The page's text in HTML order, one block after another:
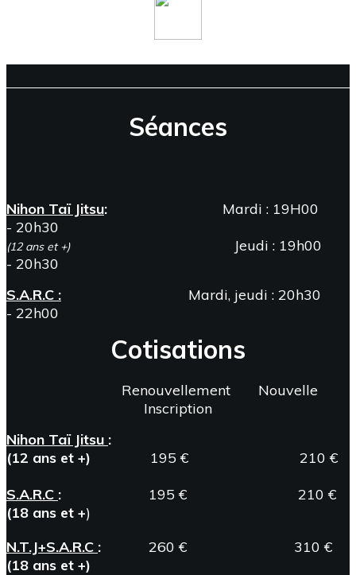
Séances
Nihon Taï Jitsu: Mardi : 19H00
- 20h30
(12 ans et +)
Jeudi : 19h00
- 20h30
S.A.R.C : Mardi, jeudi : 20h30
- 22h00
Cotisations
Renouvellement Nouvelle
Inscription
Nihon Taï Jitsu :
(12 ans et +) 195 € 210 €
S.A.R.C :
195 € 210 €
(18 ans et +)
N.T.J+S.A.R.C : 260 € 310 €
(18 ans et +)